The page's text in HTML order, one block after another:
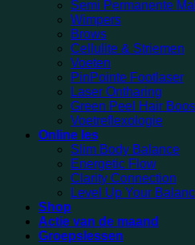
Semi Permanente
Wimpers
Brows
Cellulite & Striemen
Voeten
PinPointe Footlaser
Laser Ontharing
Green Peel Hair
Voetreflexologie
Online les
Slim Body Balance
Energetic Flow
Clarity Connection
Level Up Your
Shop
Actie van de maand
Groepslessen